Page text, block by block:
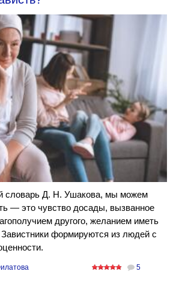
словарь Д. Н. Ушакова, мы можем
— это чувство досады, вызванное
другого, желанием иметь
Завистники формируются из людей с
5